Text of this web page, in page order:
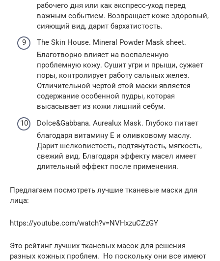
рабочего дня или как экспресс-уход перед
важным событием. Возвращает коже здоровый,
сияющий вид, дарит бархатистость.
The Skin House. Mineral Powder Mask sheet.
Благотворно влияет на воспаленную
проблемную кожу. Сушит угри и прыщи, сужает
поры, контролирует работу сальных желез.
Отличительной чертой этой маски является
содержание особенной пудры, которая
высасывает из кожи лишний себум.
Dolce&Gabbana. Aurealux Mask. Глубоко питает
благодаря витамину Е и оливковому маслу.
Дарит шелковистость, подтянутость, мягкость,
свежий вид. Благодаря эффекту масел имеет
длительный эффект после применения.
Предлагаем посмотреть лучшие тканевые маски для
лица:
https://youtube.com/watch?v=NVHxzuCZzGY
Это рейтинг лучших тканевых масок для решения
разных кожных проблем. Но поскольку они все имеют